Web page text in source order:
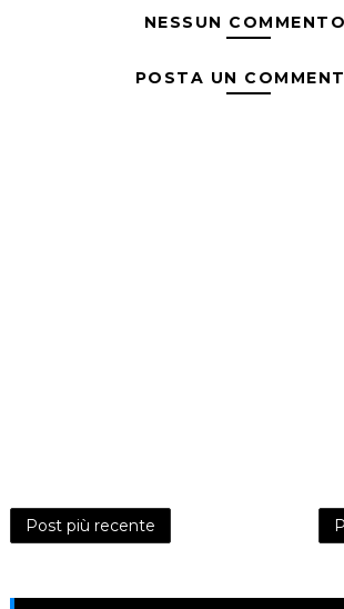
NESSUN
POSTA UN
Post più recente